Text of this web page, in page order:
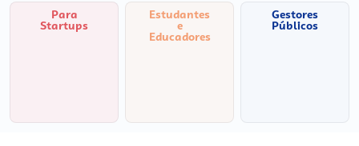
Para
Startups
Estudantes
e
Educadores
Gestores
Públicos